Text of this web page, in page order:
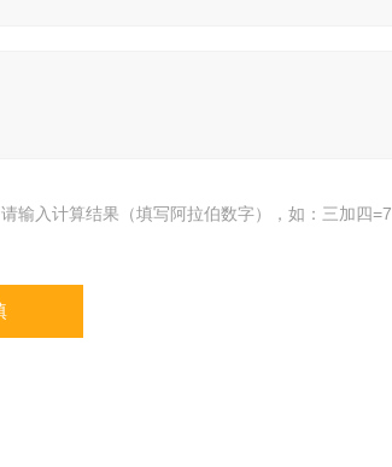
请输入计算结果（填写阿拉伯数字），如：三加四=7